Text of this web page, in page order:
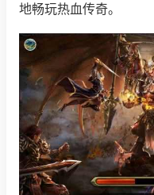
地畅玩热血传奇。